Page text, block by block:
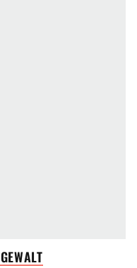
GEWALT